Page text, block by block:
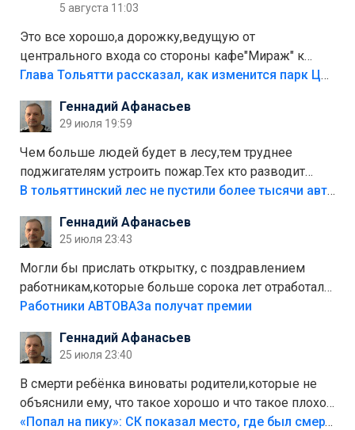
5 августа 11:03
Это все хорошо,а дорожку,ведущую от
центрального входа со стороны кафе"Мираж" к
аттракционам слабо доделать?А то бордюры
лежала в парке и испортилась.Да еще,видимо,часть
украли.
Глава Тольятти рассказал, как изменится парк Центрального района
Геннадий Афанасьев
29 июля 19:59
Чем больше людей будет в лесу,тем труднее
поджигателям устроить пожар.Тех кто разводит
костры,тех надо безбожно штрафовать.Камер полно
Штрафы мизерные.
В тольяттинский лес не пустили более тысячи автомобилей
Геннадий Афанасьев
25 июля 23:43
Могли бы прислать открытку, с поздравлением
работникам,которые больше сорока лет отработали
на предприятии.
Работники АВТОВАЗа получат премии
Геннадий Афанасьев
25 июля 23:40
В смерти ребёнка виноваты родители,которые не
объяснили ему, что такое хорошо и что такое плохо!
Лезть через такой забор,верх безумия,есть же
«Попал на пику»: СК показал место, где был смертельно травмирован ребенок в Тольятти